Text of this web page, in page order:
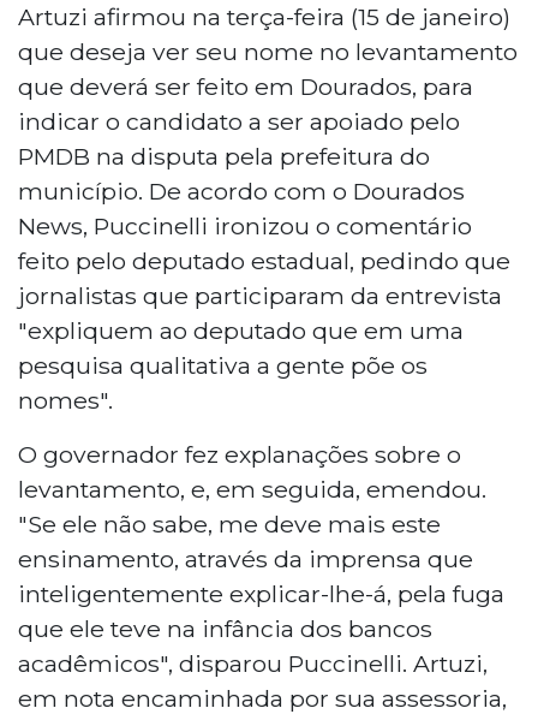
Artuzi afirmou na terça-feira (15 de janeiro)
que deseja ver seu nome no levantamento
que deverá ser feito em Dourados, para
indicar o candidato a ser apoiado pelo
PMDB na disputa pela prefeitura do
município. De acordo com o Dourados
News, Puccinelli ironizou o comentário
feito pelo deputado estadual, pedindo que
jornalistas que participaram da entrevista
"expliquem ao deputado que em uma
pesquisa qualitativa a gente põe os
nomes".
O governador fez explanações sobre o
levantamento, e, em seguida, emendou.
"Se ele não sabe, me deve mais este
ensinamento, através da imprensa que
inteligentemente explicar-lhe-á, pela fuga
que ele teve na infância dos bancos
acadêmicos", disparou Puccinelli. Artuzi,
em nota encaminhada por sua assessoria,